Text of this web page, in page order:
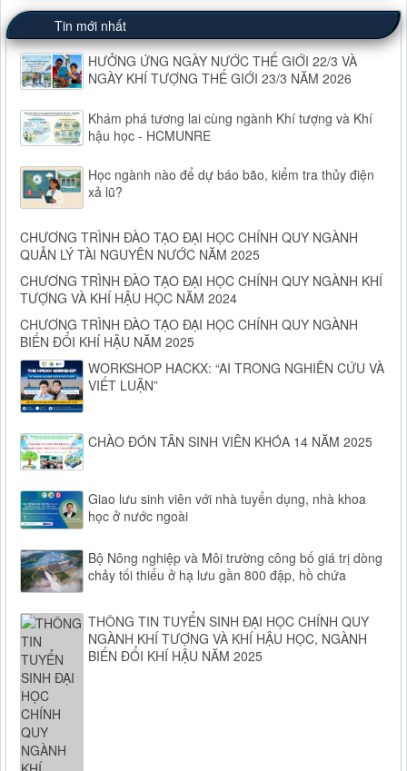
Tin mới nhất
HƯỞNG ỨNG NGÀY NƯỚC THẾ GIỚI 22/3 VÀ
NGÀY KHÍ TƯỢNG THẾ GIỚI 23/3 NĂM 2026
Khám phá tương lai cùng ngành Khí tượng và Khí
hậu học - HCMUNRE
Học ngành nào để dự báo bão, kiểm tra thủy điện
xả lũ?
CHƯƠNG TRÌNH ĐÀO TẠO ĐẠI HỌC CHÍNH QUY NGÀNH
QUẢN LÝ TÀI NGUYÊN NƯỚC NĂM 2025
CHƯƠNG TRÌNH ĐÀO TẠO ĐẠI HỌC CHÍNH QUY NGÀNH KHÍ
TƯỢNG VÀ KHÍ HẬU HỌC NĂM 2024
CHƯƠNG TRÌNH ĐÀO TẠO ĐẠI HỌC CHÍNH QUY NGÀNH
BIẾN ĐỔI KHÍ HẬU NĂM 2025
WORKSHOP HACKX: “AI TRONG NGHIÊN CỨU VÀ
VIẾT LUẬN”
CHÀO ĐÓN TÂN SINH VIÊN KHÓA 14 NĂM 2025
Giao lưu sinh viên với nhà tuyển dụng, nhà khoa
học ở nước ngoài
Bộ Nông nghiệp và Môi trường công bố giá trị dòng
chảy tối thiểu ở hạ lưu gần 800 đập, hồ chứa
THÔNG TIN TUYỂN SINH ĐẠI HỌC CHÍNH QUY
NGÀNH KHÍ TƯỢNG VÀ KHÍ HẬU HỌC, NGÀNH
BIẾN ĐỔI KHÍ HẬU NĂM 2025